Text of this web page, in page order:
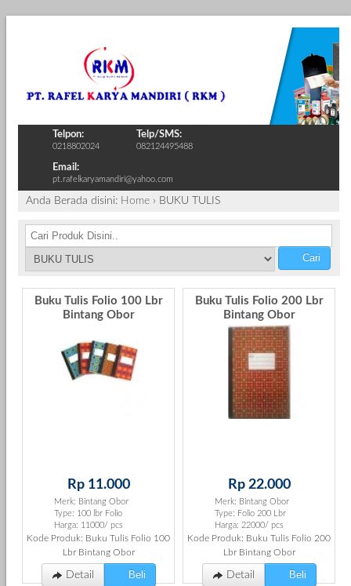
Telpon:
0218802024
Telp/SMS:
082124495488
Email:
pt.rafelkaryamandiri@yahoo.com
Anda Berada disini: Home › BUKU TULIS
Cari
Buku Tulis Folio 100 Lbr
Bintang Obor
Rp 11.000
Merk: Bintang Obor
Type: 100 lbr Folio
Harga: 11000/ pcs
Kode Produk: Buku Tulis Folio 100
Lbr Bintang Obor
Detail Beli
Buku Tulis Folio 200 Lbr
Bintang Obor
Rp 22.000
Merk: Bintang Obor
Type: Folio 200 Lbr
Harga: 22000/ pcs
Kode Produk: Buku Tulis Folio 200
Lbr Bintang Obor
Detail Beli